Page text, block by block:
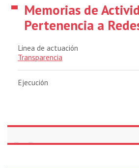
Memorias de
Pertenencia a
Linea de actuación
Transparencia
Ejecución